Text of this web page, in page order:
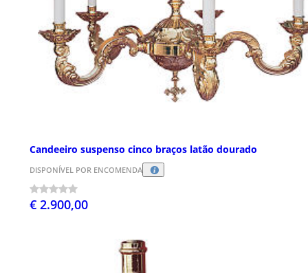
Candeeiro suspenso cinco braços latão dourado
DISPONÍVEL POR ENCOMENDA
€ 2.900,00